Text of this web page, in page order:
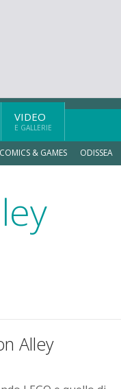
VIDEO
E GALLERIE
& GAMES ODISSEA
Alley